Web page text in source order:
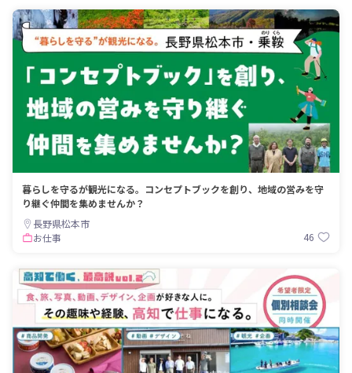
暮らしを守るが観光になる。コンセプトブックを創り、地域の営みを守
り継ぐ仲間を集めませんか？
長野県松本市
お仕事
46